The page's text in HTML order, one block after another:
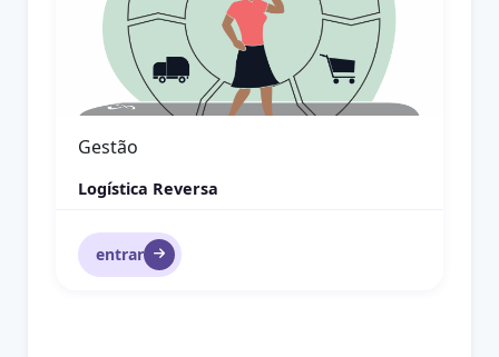
Gestão
Logística Reversa
entrar